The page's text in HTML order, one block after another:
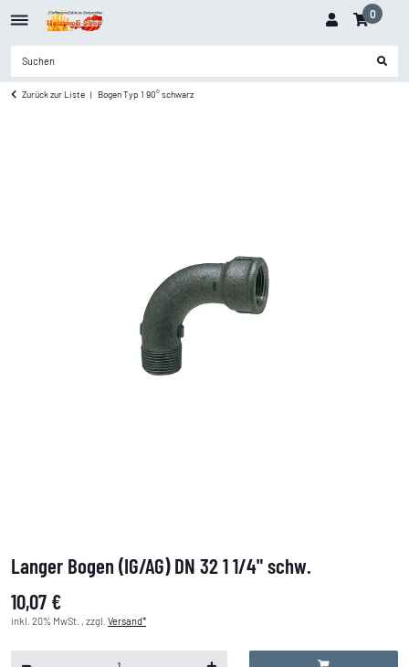
0
Zurück zur Liste Bogen Typ 1 90° schwarz
Langer Bogen (IG/AG) DN 32 1 1/4" schw.
10,07 €
inkl. 20% MwSt. , zzgl. Versand*